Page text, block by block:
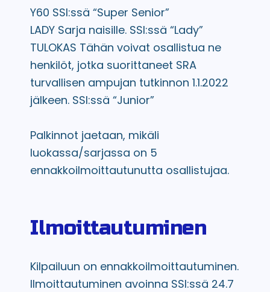
Y60 SSI:ssä “Super Senior”
LADY Sarja naisille. SSI:ssä “Lady”
TULOKAS Tähän voivat osallistua ne
henkilöt, jotka suorittaneet SRA
turvallisen ampujan tutkinnon 1.1.2022
jälkeen. SSI:ssä “Junior”
Palkinnot jaetaan, mikäli
luokassa/sarjassa on 5
ennakkoilmoittautunutta osallistujaa.
Ilmoittautuminen
Kilpailuun on ennakkoilmoittautuminen.
Ilmoittautuminen avoinna SSI:ssä 24.7